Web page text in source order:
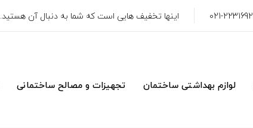
اینها تخفیف هایی است که شما به دنبال آن هستید.
لوازم بهداشتی ساختمان تجهیزات و مصالح ساختمانی